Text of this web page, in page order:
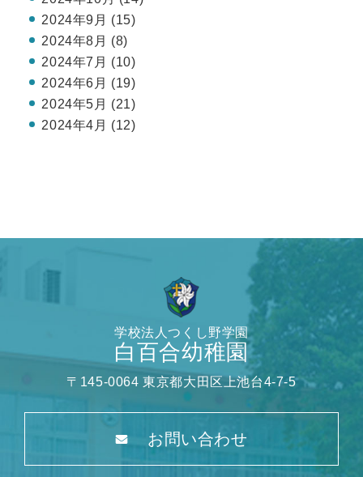
2024年9月 (15)
2024年8月 (8)
2024年7月 (10)
2024年6月 (19)
2024年5月 (21)
2024年4月 (12)
学校法人つくし野学園
白百合幼稚園
〒145-0064 東京都大田区上池台4-7-5
お問い合わせ